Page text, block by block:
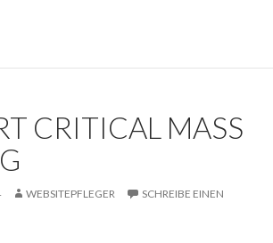
CRITICAL MASS
WEBSITEPFLEGER
SCHREIBE EINEN